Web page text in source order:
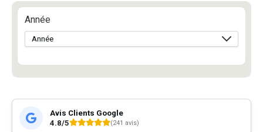
Année
Avis Clients Google
4.8/5
(241 avis)